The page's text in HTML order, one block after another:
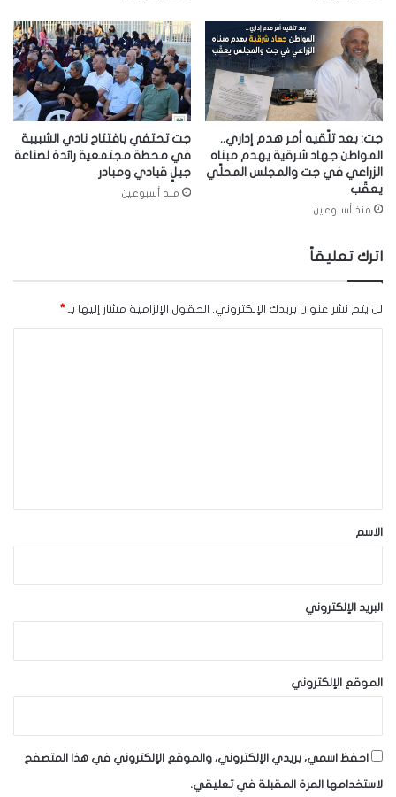
جت: بعد تلّقيه أمر هدم إداري..
المواطن جهاد شرقية يهدم مبناه
الزراعي في جت والمجلس المحلّي
يعقّب
منذ أسبوعين
جت تحتفي بافتتاح نادي الشبيبة
في محطة مجتمعية رائدة لصناعة
جيلٍ قيادي ومبادر
منذ أسبوعين
اترك تعليقاً
لن يتم نشر عنوان بريدك الإلكتروني. الحقول الإلزامية مشار إليها بـ *
*الاسم
البريد الإلكتروني
الموقع الإلكتروني
احفظ اسمي، بريدي الإلكتروني، والموقع الإلكتروني في هذا المتصفح
لاستخدامها المرة المقبلة في تعليقي.